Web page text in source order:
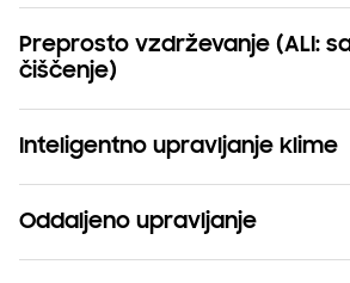
Preprosto vzdrževanje (ALI:
čiščenje)
Inteligentno upravljanje klime
Oddaljeno upravljanje